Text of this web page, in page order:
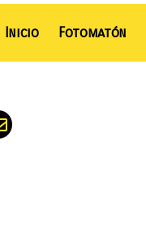
Inicio Fotomatón